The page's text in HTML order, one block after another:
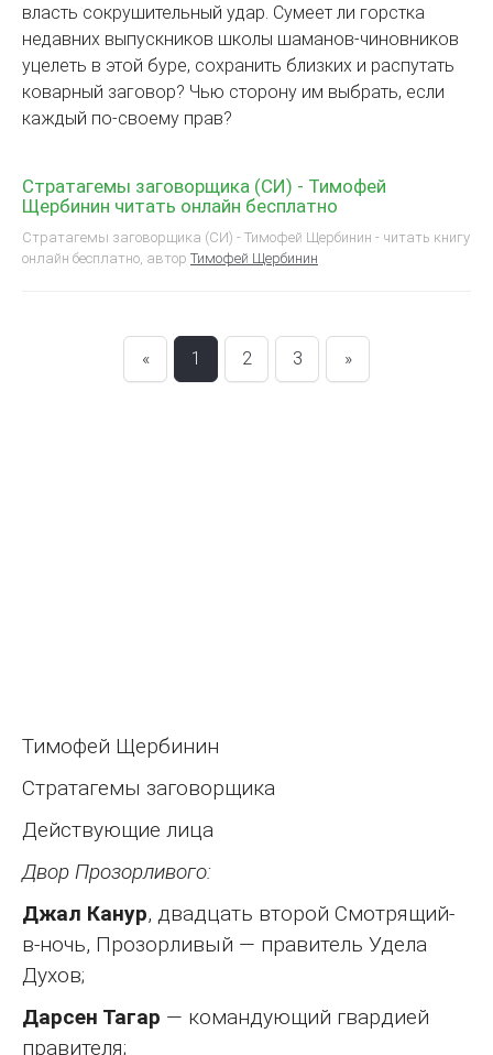
власть сокрушительный удар. Сумеет ли горстка
недавних выпускников школы шаманов-чиновников
уцелеть в этой буре, сохранить близких и распутать
коварный заговор? Чью сторону им выбрать, если
каждый по-своему прав?
Стратагемы заговорщика (СИ) - Тимофей
Щербинин читать онлайн бесплатно
Стратагемы заговорщика (СИ) - Тимофей Щербинин - читать книгу
онлайн бесплатно, автор Тимофей Щербинин
« 1 2 3 »
Тимофей Щербинин
Стратагемы заговорщика
Действующие лица
Двор Прозорливого:
Джал Канур, двадцать второй Смотрящий-
в-ночь, Прозорливый — правитель Удела
Духов;
Дарсен Тагар — командующий гвардией
правителя;